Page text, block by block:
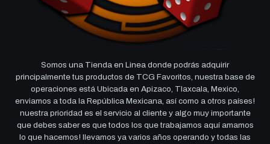
Somos una Tienda en Linea donde podrás adquirir
principalmente tus productos de TCG Favoritos, nuestra base de
operaciones está Ubicada en Apizaco, Tlaxcala, Mexico,
enviamos a toda la República Mexicana, así como a otros países!
nuestra prioridad es el servicio al cliente y algo muy importante
que debes saber es que todos los que trabajamos aquí amamos
lo que hacemos! llevamos ya varios años operando y todas las